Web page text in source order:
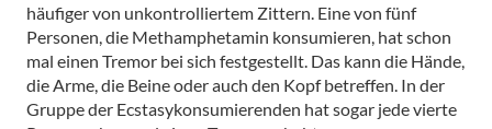
häufiger von unkontrolliertem Zittern. Eine von fünf
Personen, die Methamphetamin konsumieren, hat schon
mal einen Tremor bei sich festgestellt. Das kann die Hände,
die Arme, die Beine oder auch den Kopf betreffen. In der
Gruppe der Ecstasykonsumierenden hat sogar jede vierte